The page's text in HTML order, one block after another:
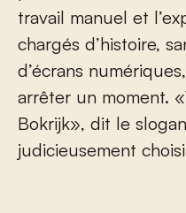
travail manuel et
chargés d’histoire,
d’écrans
arrêter un moment.
Bokrijk», dit le
judicieusement